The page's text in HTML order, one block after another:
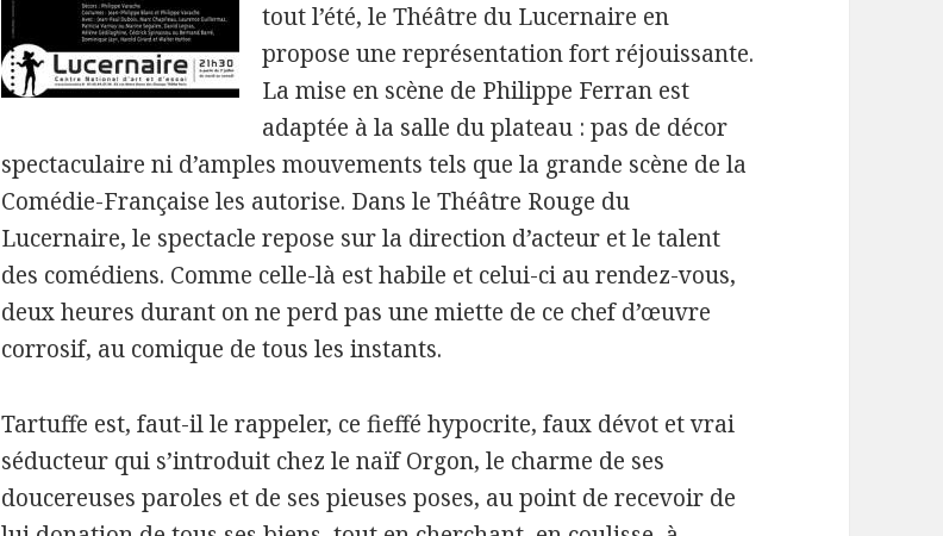
tout l’été, le Théâtre du Lucernaire en
propose une représentation fort réjouissante.
La mise en scène de Philippe Ferran est
adaptée à la salle du plateau : pas de décor
spectaculaire ni d’amples mouvements tels que la grande scène de la
Comédie-Française les autorise. Dans le Théâtre Rouge du
Lucernaire, le spectacle repose sur la direction d’acteur et le talent
des comédiens. Comme celle-là est habile et celui-ci au rendez-vous,
deux heures durant on ne perd pas une miette de ce chef d’œuvre
corrosif, au comique de tous les instants.
Tartuffe est, faut-il le rappeler, ce fieffé hypocrite, faux dévot et vrai
séducteur qui s’introduit chez le naïf Orgon, le charme de ses
doucereuses paroles et de ses pieuses poses, au point de recevoir de